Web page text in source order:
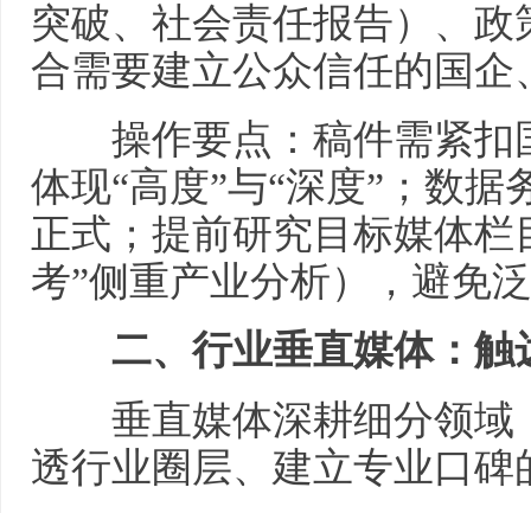
突破、社会责任报告）、
合需要建立公众信任的国
操作要点：稿件需紧扣
体现“高度”与“深度”；数
正式；提前研究目标媒体
考”侧重产业分析），避免
二、行业垂直媒体：触
垂直媒体深耕细分领域
透行业圈层、建立专业口碑